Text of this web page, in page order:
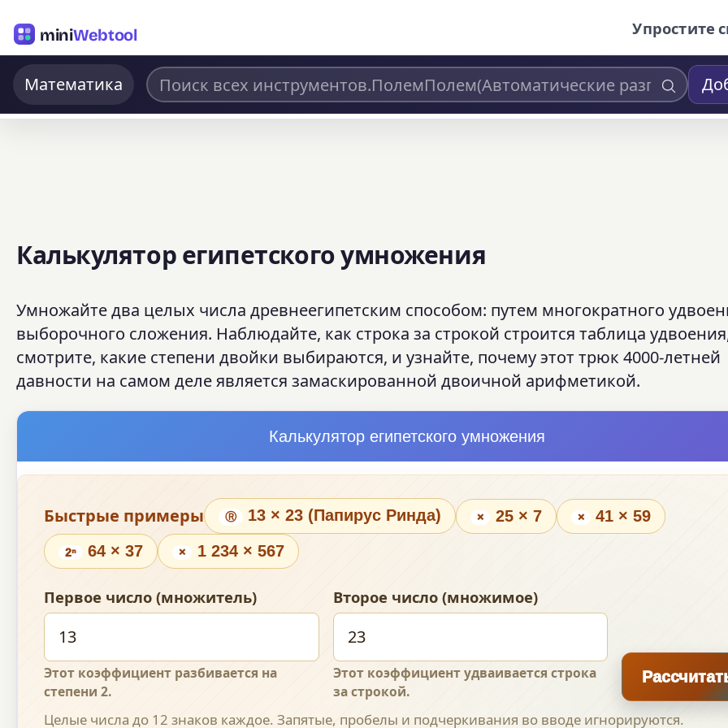
miniWebtool Упростите
Математика
Калькулятор египетского умножения
Умножайте два целых числа древнеегипетским способом: путем многократного
выборочного сложения. Наблюдайте, как строка за строкой строится таблица
смотрите, какие степени двойки выбираются, и узнайте, почему этот трюк 4000-летней
давности на самом деле является замаскированной двоичной арифметикой.
Калькулятор египетского умножения
Быстрые примеры Ⓡ 13 × 23 (Папирус Ринда) × 25 × 7 × 41 × 59
2ⁿ 64 × 37 × 1 234 × 567
Первое число (множитель)
Этот коэффициент разбивается на
степени 2.
Второе число (множимое)
Этот коэффициент удваивается строка
за строкой.
Целые числа до 12 знаков каждое. Запятые, пробелы и подчеркивания во вводе игнорируются.